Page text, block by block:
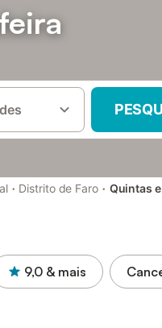
· Distrito de Faro · Quintas
9,0 & mais